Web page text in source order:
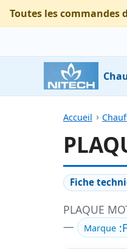
Toutes les commandes
Accueil
Fiche
PLAQUE
—
Marque: